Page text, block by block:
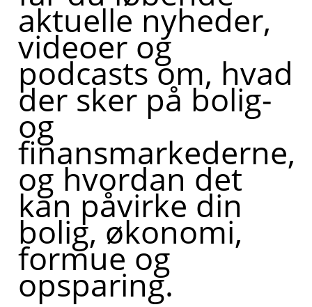
aktuelle nyheder,
videoer og
podcasts om, hvad
der sker på bolig-
og
finansmarkederne,
og hvordan det
kan påvirke din
bolig, økonomi,
formue og
opsparing.